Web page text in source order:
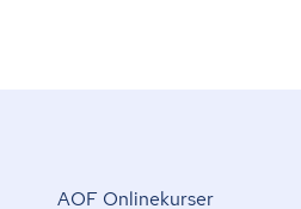
AOF Onlinekurser